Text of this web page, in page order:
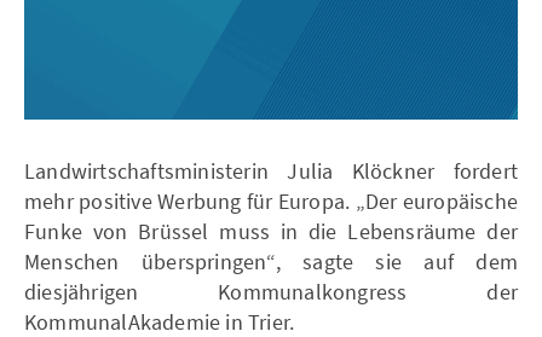
Landwirtschaftsministerin Julia Klöckner fordert
mehr positive Werbung für Europa. „Der europäische
Funke von Brüssel muss in die Lebensräume der
Menschen überspringen“, sagte sie auf dem
diesjährigen Kommunalkongress der
KommunalAkademie in Trier.